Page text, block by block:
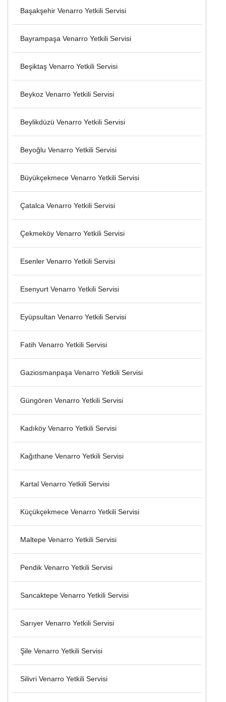
Başakşehir Venarro Yetkili Servisi
Bayrampaşa Venarro Yetkili Servisi
Beşiktaş Venarro Yetkili Servisi
Beykoz Venarro Yetkili Servisi
Beylikdüzü Venarro Yetkili Servisi
Beyoğlu Venarro Yetkili Servisi
Büyükçekmece Venarro Yetkili Servisi
Çatalca Venarro Yetkili Servisi
Çekmeköy Venarro Yetkili Servisi
Esenler Venarro Yetkili Servisi
Esenyurt Venarro Yetkili Servisi
Eyüpsultan Venarro Yetkili Servisi
Fatih Venarro Yetkili Servisi
Gaziosmanpaşa Venarro Yetkili Servisi
Güngören Venarro Yetkili Servisi
Kadıköy Venarro Yetkili Servisi
Kağıthane Venarro Yetkili Servisi
Kartal Venarro Yetkili Servisi
Küçükçekmece Venarro Yetkili Servisi
Maltepe Venarro Yetkili Servisi
Pendik Venarro Yetkili Servisi
Sancaktepe Venarro Yetkili Servisi
Sarıyer Venarro Yetkili Servisi
Şile Venarro Yetkili Servisi
Silivri Venarro Yetkili Servisi